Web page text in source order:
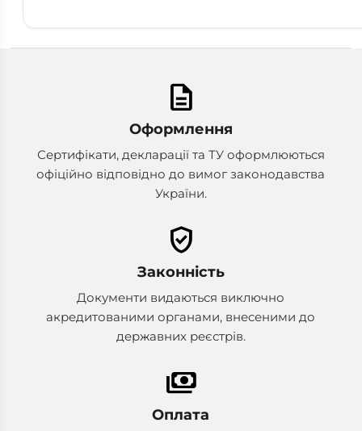
description
Оформлення
Сертифікати, декларації та ТУ оформлюються
офіційно відповідно до вимог законодавства
України.
verified_user
Законність
Документи видаються виключно
акредитованими органами, внесеними до
державних реєстрів.
payments
Оплата